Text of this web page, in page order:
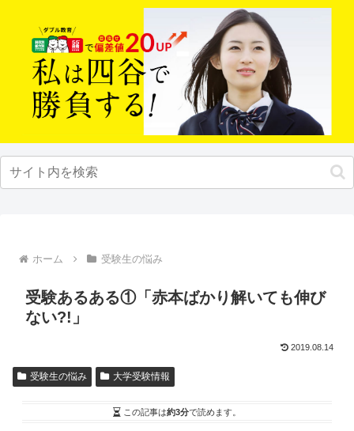
ホーム 受験生の悩み
受験あるある①「赤本ばかり解いても伸び
ない?!」
2019.08.14
受験生の悩み 大学受験情報
この記事は約3分で読めます。